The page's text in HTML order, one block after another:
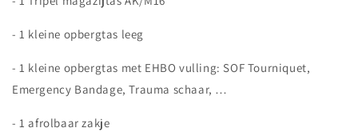
- 1 kleine opbergtas leeg
- 1 kleine opbergtas met EHBO vulling: SOF Tourniquet,
Emergency Bandage, Trauma schaar, …
- 1 afrolbaar zakje